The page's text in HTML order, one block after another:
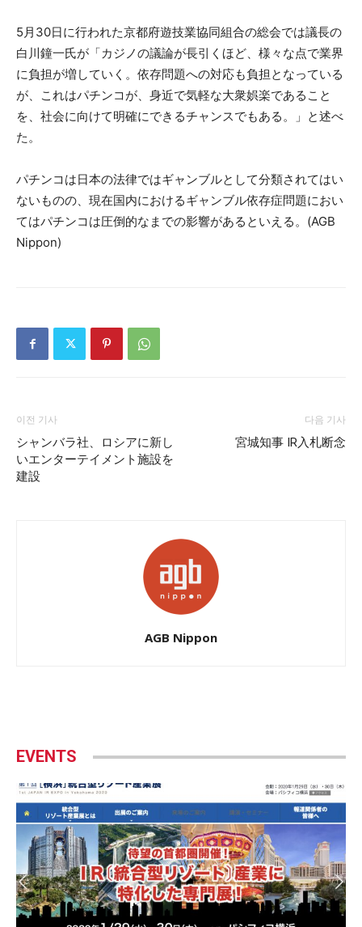
5月30日に行われた京都府遊技業協同組合の総会では議長の
白川鐘一氏が「カジノの議論が長引くほど、様々な点で業界
に負担が増していく。依存問題への対応も負担となっている
が、これはパチンコが、身近で気軽な大衆娯楽であること
を、社会に向けて明確にできるチャンスでもある。」と述べ
た。
パチンコは日本の法律ではギャンブルとして分類されてはい
ないものの、現在国内におけるギャンブル依存症問題におい
てはパチンコは圧倒的なまでの影響があるといえる。(AGB
Nippon)
이전 기사
シャンバラ社、ロシアに新し
いエンターテイメント施設を
建設
다음 기사
宮城知事 IR入札断念
AGB Nippon
EVENTS